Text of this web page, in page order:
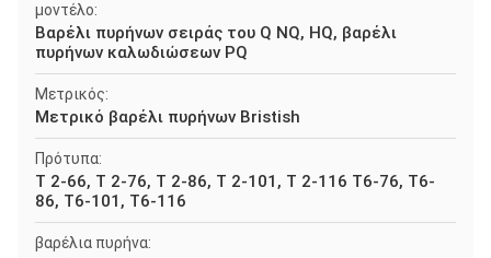
μοντέλο:
Βαρέλι πυρήνων σειράς του Q NQ, HQ, βαρέλι
πυρήνων καλωδιώσεων PQ
Μετρικός:
Μετρικό βαρέλι πυρήνων Bristish
Πρότυπα:
Τ 2-66, Τ 2-76, Τ 2-86, Τ 2-101, Τ 2-116 T6-76, T6-
86, T6-101, T6-116
βαρέλια πυρήνα: